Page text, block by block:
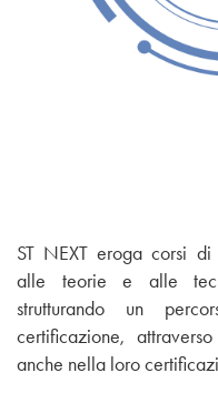
ST NEXT eroga corsi di
alle teorie e alle
strutturando un
certificazione,
anche nella loro